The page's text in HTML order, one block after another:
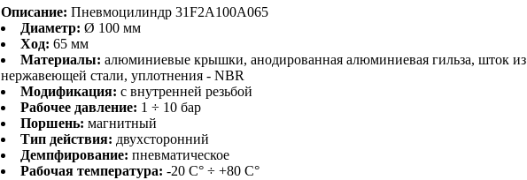
Описание: Пневмоцилиндр 31F2A100A065
Диаметр: Ø 100 мм
Ход: 65 мм
Материалы: алюминиевые крышки, анодированная алюминиевая гильза, шток из
нержавеющей стали, уплотнения - NBR
Модификация: с внутренней резьбой
Рабочее давление: 1 ÷ 10 бар
Поршень: магнитный
Тип действия: двухсторонний
Демпфирование: пневматическое
Рабочая температура: -20 С° ÷ +80 С°